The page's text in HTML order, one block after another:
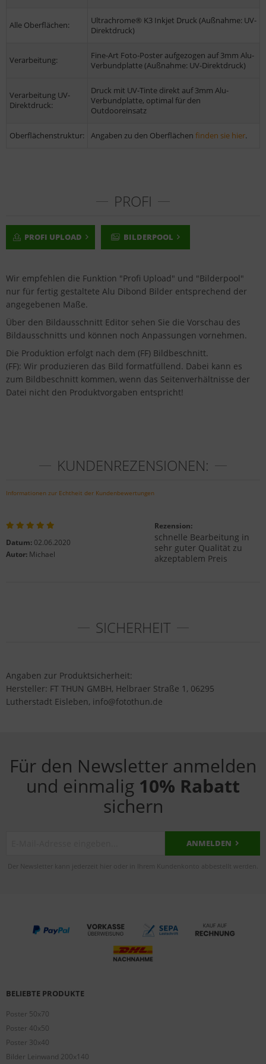
Alle Oberflächen:
Ultrachrome® K3 Inkjet Druck (Außnahme: UV-
Direktdruck)
Verarbeitung:
Fine-Art Foto-Poster aufgezogen auf 3mm Alu-
Verbundplatte (Außnahme: UV-Direktdruck)
Verarbeitung UV-
Direktdruck:
Druck mit UV-Tinte direkt auf 3mm Alu-
Verbundplatte, optimal für den
Outdooreinsatz
Oberflächenstruktur: Angaben zu den Oberflächen finden sie hier.
PROFI
PROFI UPLOAD BILDERPOOL
Wir empfehlen die Funktion "Profi Upload" und "Bilderpool"
nur für fertig gestaltete Alu Dibond Bilder entsprechend der
angegebenen Maße.
Über den Bildausschnitt Editor sehen Sie die Vorschau des
Bildausschnitts und können noch Anpassungen vornehmen.
Die Produktion erfolgt nach dem (FF) Bildbeschnitt.
(FF): Wir produzieren das Bild formatfüllend. Dabei kann es
zum Bildbeschnitt kommen, wenn das Seitenverhältnisse der
Datei nicht den Produktvorgaben entspricht!
KUNDENREZENSIONEN:
Informationen zur Echtheit der Kundenbewertungen
Datum: 02.06.2020
Autor: Michael
Rezension:
schnelle Bearbeitung in
sehr guter Qualität zu
akzeptablem Preis
SICHERHEIT
Angaben zur Produktsicherheit:
Hersteller: FT THUN GMBH, Helbraer Straße 1, 06295
Lutherstadt Eisleben, info@fotothun.de
Für den Newsletter anmelden
und einmalig 10% Rabatt
sichern
ANMELDEN
Der Newsletter kann jederzeit hier oder in Ihrem Kundenkonto abbestellt werden.
BELIEBTE PRODUKTE
Poster 50x70
Poster 40x50
Poster 30x40
Bilder Leinwand 200x140